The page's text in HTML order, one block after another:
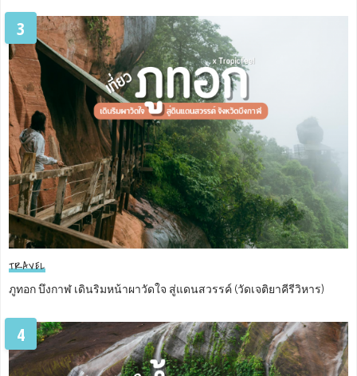
3
TRAVEL
ภูทอก บึงกาฬ เดินริมหน้าผาวัดใจ สู่แดนสวรรค์ (วัดเจติยาคีรีวิหาร)
4